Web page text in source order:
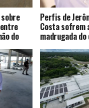
do
Perfis de
Costa sofrem
madrugada do